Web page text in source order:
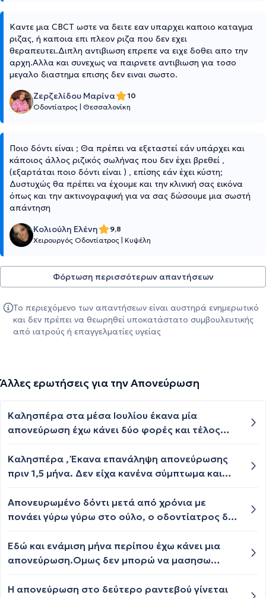
Καντε μια CBCT ωστε να δειτε εαν υπαρχει καποιο καταγμα
ριζας, ή καποια επι πλεον ριζα που δεν εχει
θεραπευτει.Διπλη αντιβιωση επρεπε να ειχε δοθει απο την
αρχη.Αλλα και συνεχως να παιρνετε αντιβιωση για τοσο
μεγαλο διαστημα επισης δεν ειναι σωστο.
Ζερζελίδου Μαρίνα
10
Οδοντίατρος Θεσσαλονίκη
Ποιο δόντι είναι ; Θα πρέπει να εξεταστεί εάν υπάρχει και
κάποιος άλλος ριζικός σωλήνας που δεν έχει βρεθεί ,
(εξαρτάται ποιο δόντι είναι ) , επίσης εάν έχει κύστη;
Δυστυχώς θα πρέπει να έχουμε και την κλινική σας εικόνα
όπως και την ακτινογραφική για να σας δώσουμε μια σωστή
απάντηση
Κολιούλη Ελένη
9,8
Χειρουργός Οδοντίατρος Κυψέλη
Φόρτωση περισσότερων απαντήσεων
Το περιεχόμενο των απαντήσεων είναι αυστηρά ενημερωτικό
και δεν πρέπει να θεωρηθεί υποκατάστατο συμβουλευτικής
από ιατρούς ή επαγγελματίες υγείας
Άλλες ερωτήσεις για την Απονεύρωση
Καλησπέρα στα μέσα Ιουλίου έκανα μία
απονεύρωση έχω κάνει δύο φορές και τέλος
η οδοντίατρος μου έκλεισε για διακοπές και
έχω μείνει με το προσωρινό σφράγισμα πόσο
Καλησπέρα , Έκανα επανάληψη απονεύρωσης
πριν 1,5 μήνα. Δεν είχα κανένα σύμπτωμα και
Πήγα χθες στον ενδοδοντολόγο και μου είπε σε
ένα μήνα να πάω ακροριζεκτομή και μου
πονάω πάρα πολύ. Τι προτείνετε να κάνω;
Απονευρωμένο δόντι μετά από χρόνια με
πονάει γύρω γύρω στο ούλο, ο οδοντίατρος δεν
είναι; Δεν ηρεμεί εδώ και κανένα δίμηνο, μου
είπε να πάρω τα Brufen κι ότι είναι ουλικός ο
Εδώ και ενάμιση μήνα περίπου έχω κάνει μια
απονεύρωση.Ομως δεν μπορώ να μασησω
τσιμπάει και με τινάζει θα έλεγα σαν ηλεκτρικό
Η απονεύρωση στο δεύτερο ραντεβού γίνεται